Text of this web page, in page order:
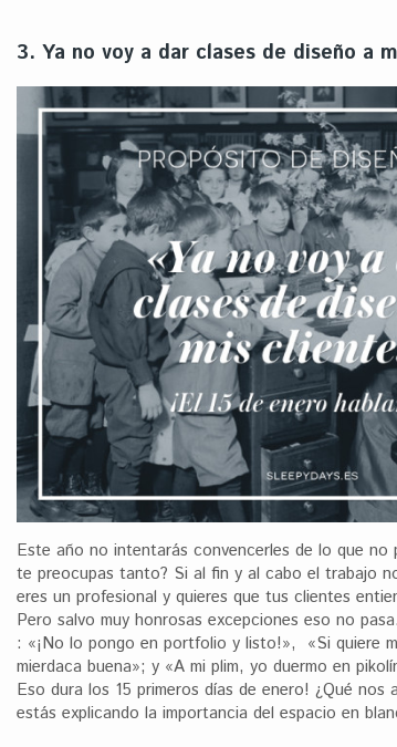
3. Ya no voy a dar clases de diseño a
Este año no intentarás convencerles de lo que no
te preocupas tanto? Si al fin y al cabo el trabajo
eres un profesional y quieres que tus clientes
Pero salvo muy honrosas excepciones eso no
: «¡No lo pongo en portfolio y listo!», «Si quiere
mierdaca buena»; y «A mi plim, yo duermo en
Eso dura los 15 primeros días de enero! ¿Qué nos
estás explicando la importancia del espacio en